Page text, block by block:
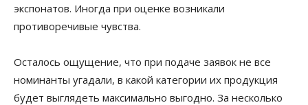
экспонатов. Иногда при оценке возникали
противоречивые чувства.
Осталось ощущение, что при подаче заявок не все
номинанты угадали, в какой категории их продукция
будет выглядеть максимально выгодно. За несколько